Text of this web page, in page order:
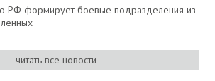
РФ формирует боевые подразделения из
читать все новости